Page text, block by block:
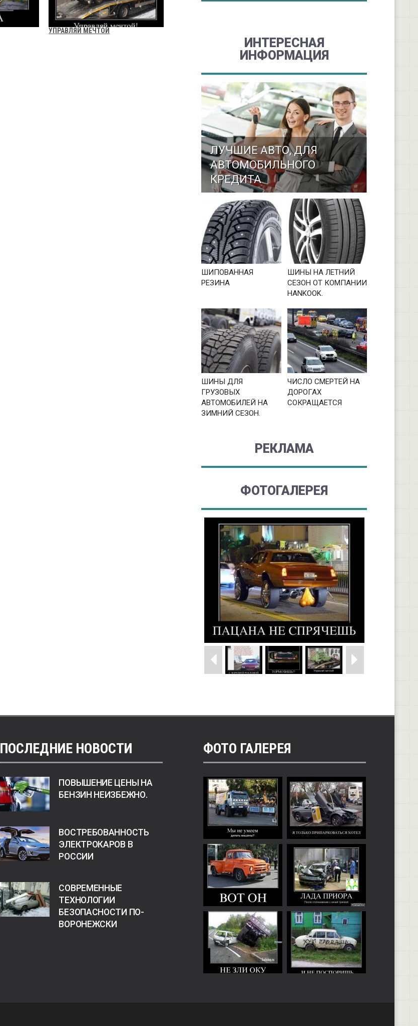
УПРАВЛЯЙ МЕЧТОЙ
ИНТЕРЕСНАЯ
ИНФОРМАЦИЯ
ЛУЧШИЕ АВТО, ДЛЯ
АВТОМОБИЛЬНОГО
КРЕДИТА
ШИПОВАННАЯ
РЕЗИНА
ШИНЫ НА ЛЕТНИЙ
СЕЗОН ОТ КОМПАНИИ
HANKOOK.
ШИНЫ ДЛЯ
ГРУЗОВЫХ
АВТОМОБИЛЕЙ НА
ЗИМНИЙ СЕЗОН.
ЧИСЛО СМЕРТЕЙ НА
ДОРОГАХ
СОКРАЩАЕТСЯ
РЕКЛАМА
ФОТОГАЛЕРЕЯ
ПОСЛЕДНИЕ НОВОСТИ
ПОВЫШЕНИЕ ЦЕНЫ НА
БЕНЗИН НЕИЗБЕЖНО.
ВОСТРЕБОВАННОСТЬ
ЭЛЕКТРОКАРОВ В
РОССИИ
СОВРЕМЕННЫЕ
ТЕХНОЛОГИИ
БЕЗОПАСНОСТИ ПО-
ВОРОНЕЖСКИ
ФОТО ГАЛЕРЕЯ